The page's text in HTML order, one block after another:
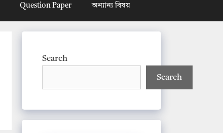
Question Paper অন্যান্য বিষয়
Search
Search